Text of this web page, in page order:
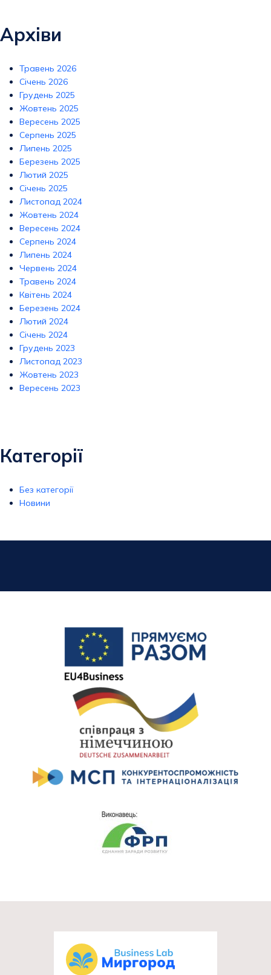
Архіви
Травень 2026
Січень 2026
Грудень 2025
Жовтень 2025
Вересень 2025
Серпень 2025
Липень 2025
Березень 2025
Лютий 2025
Січень 2025
Листопад 2024
Жовтень 2024
Вересень 2024
Серпень 2024
Липень 2024
Червень 2024
Травень 2024
Квітень 2024
Березень 2024
Лютий 2024
Січень 2024
Грудень 2023
Листопад 2023
Жовтень 2023
Вересень 2023
Категорії
Без категорії
Новини